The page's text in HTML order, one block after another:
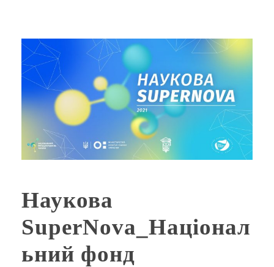
Наукова
SuperNova_Націонал
ьний фонд